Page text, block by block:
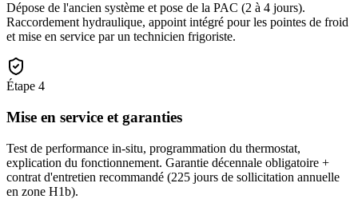
Dépose de l'ancien système et pose de la PAC (2 à 4 jours).
Raccordement hydraulique, appoint intégré pour les pointes de froid
et mise en service par un technicien frigoriste.
Étape 4
Mise en service et garanties
Test de performance in-situ, programmation du thermostat,
explication du fonctionnement. Garantie décennale obligatoire +
contrat d'entretien recommandé (225 jours de sollicitation annuelle
en zone H1b).